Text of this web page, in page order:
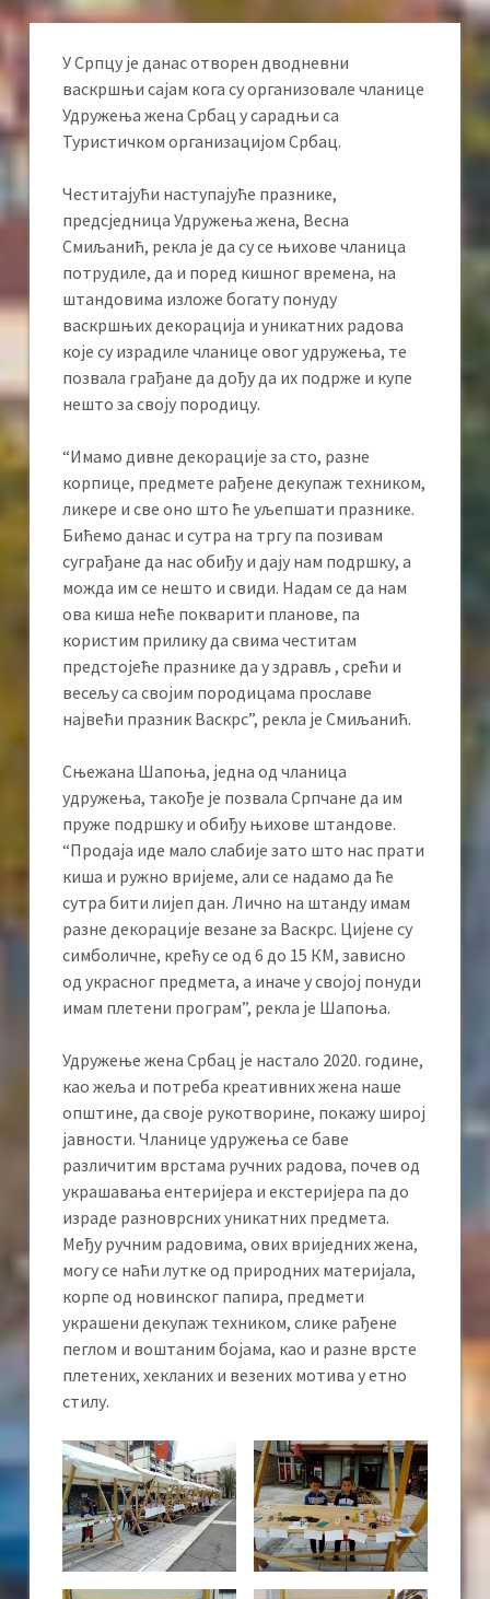
У Српцу је данас отворен дводневни
васкршњи сајам кога су организовале чланице
Удружења жена Србац у сарадњи са
Туристичком организацијом Србац.
Честитајући наступајуће празнике,
предсједница Удружења жена, Весна
Смиљанић, рекла је да су се њихове чланица
потрудиле, да и поред кишног времена, на
штандовима изложе богату понуду
васкршњих декорација и уникатних радова
које су израдиле чланице овог удружења, те
позвала грађане да дођу да их подрже и купе
нешто за своју породицу.
“Имамо дивне декорације за сто, разне
корпице, предмете рађене декупаж техником,
ликере и све оно што ће уљепшати празнике.
Бићемо данас и сутра на тргу па позивам
суграђане да нас обиђу и дају нам подршку, а
можда им се нешто и свиди. Надам се да нам
ова киша неће покварити планове, па
користим прилику да свима честитам
предстојеће празнике да у здрављ , срећи и
весељу са својим породицама прославе
највећи празник Васкрс”, рекла је Смиљанић.
Сњежана Шапоња, једна од чланица
удружења, такође је позвала Српчане да им
пруже подршку и обиђу њихове штандове.
“Продаја иде мало слабије зато што нас прати
киша и ружно вријеме, али се надамо да ће
сутра бити лијеп дан. Лично на штанду имам
разне декорације везане за Васкрс. Цијене су
симболичне, крећу се од 6 до 15 КМ, зависно
од украсног предмета, а иначе у својој понуди
имам плетени програм”, рекла је Шапоња.
Удружење жена Србац је настало 2020. године,
као жеља и потреба креативних жена наше
општине, да своје рукотворине, покажу широј
јавности. Чланице удружења се баве
различитим врстама ручних радова, почев од
украшавања ентеријера и екстеријера па до
израде разноврсних уникатних предмета.
Међу ручним радовима, ових вриједних жена,
могу се наћи лутке од природних материјала,
корпе од новинског папира, предмети
украшени декупаж техником, слике рађене
пеглом и воштаним бојама, као и разне врсте
плетених, хекланих и везених мотива у етно
стилу.